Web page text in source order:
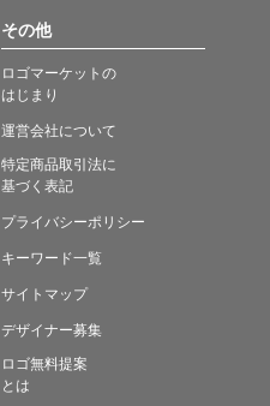
その他
ロゴマーケットの
はじまり
運営会社について
特定商品取引法に
基づく表記
プライバシーポリシー
キーワード一覧
サイトマップ
デザイナー募集
ロゴ無料提案
とは